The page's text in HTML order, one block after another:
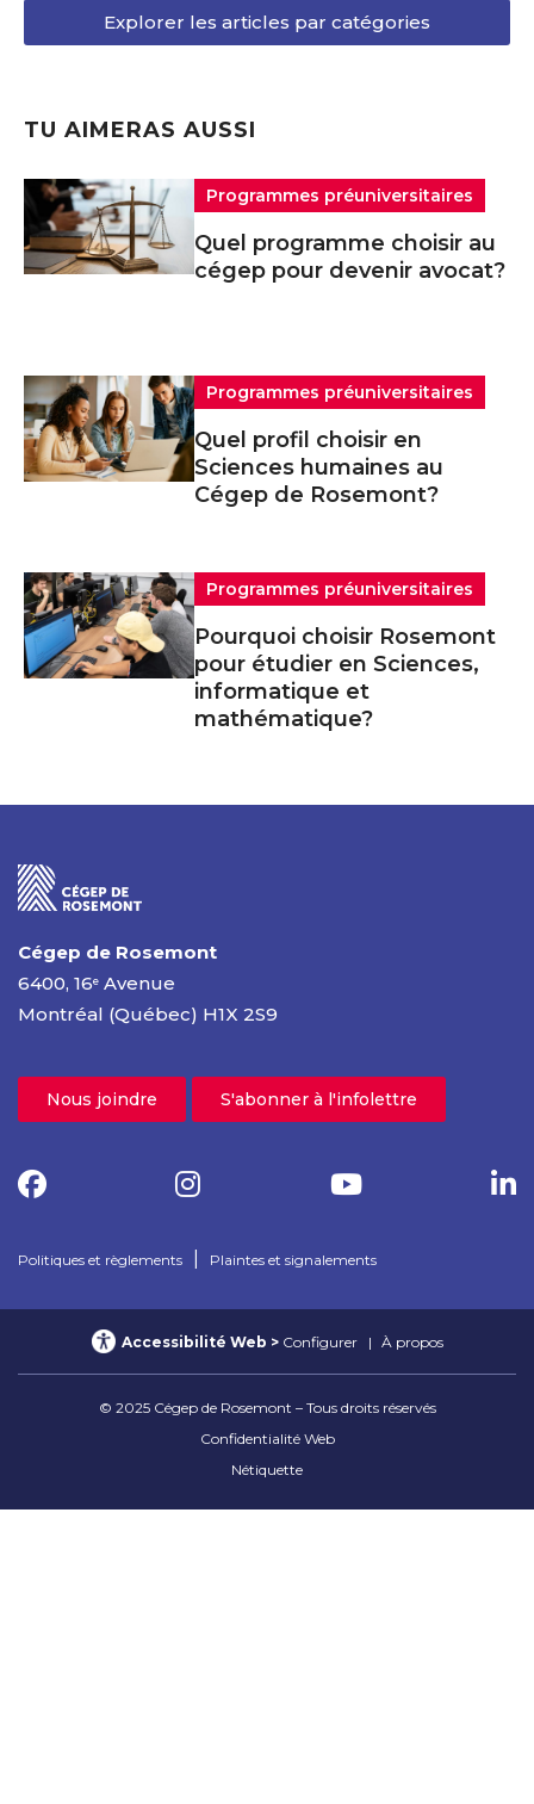
Explorer les articles par catégories
TU AIMERAS AUSSI
Programmes préuniversitaires
Quel programme choisir au
cégep pour devenir avocat?
Programmes préuniversitaires
Quel profil choisir en
Sciences humaines au
Cégep de Rosemont?
Programmes préuniversitaires
Pourquoi choisir Rosemont
pour étudier en Sciences,
informatique et
mathématique?
Cégep de Rosemont
6400, 16e Avenue
Montréal (Québec) H1X 2S9
Nous joindre S'abonner à l'infolettre
Politiques et règlements Plaintes et signalements
© 2025 Cégep de Rosemont – Tous droits réservés
Confidentialité Web
Nétiquette
Accessibilité Web Configurer À propos